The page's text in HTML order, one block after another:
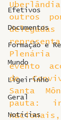
Efetivos
Documentos
Formação e
Mundo
Ligeirinho
Geral
Notícias
outros
Plenária
evento
de
Santa
pauta: